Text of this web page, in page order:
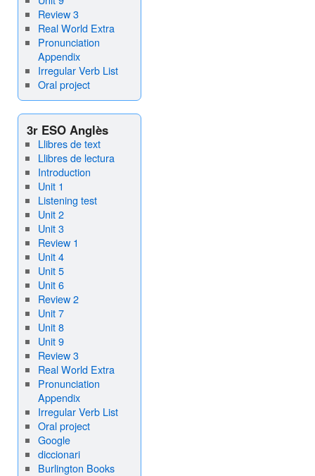
Review 3
Real World Extra
Pronunciation
Appendix
Irregular Verb List
Oral project
3r ESO Anglès
Llibres de text
Llibres de lectura
Introduction
Unit 1
Listening test
Unit 2
Unit 3
Review 1
Unit 4
Unit 5
Unit 6
Review 2
Unit 7
Unit 8
Unit 9
Review 3
Real World Extra
Pronunciation
Appendix
Irregular Verb List
Oral project
Google
diccionari
Burlington Books